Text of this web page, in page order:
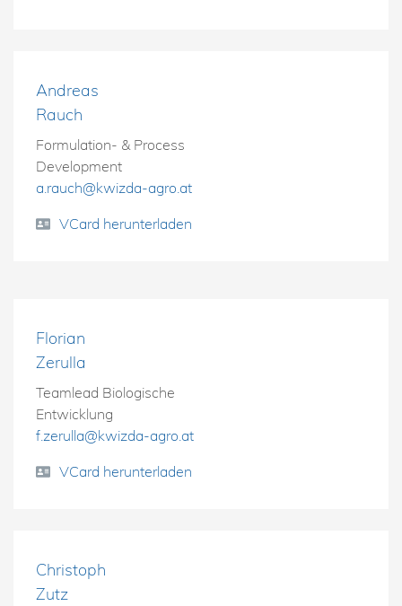
Andreas
Rauch
Formulation- & Process
Development
a.rauch@kwizda-agro.at
VCard herunterladen
Florian
Zerulla
Teamlead Biologische
Entwicklung
f.zerulla@kwizda-agro.at
VCard herunterladen
Christoph
Zutz